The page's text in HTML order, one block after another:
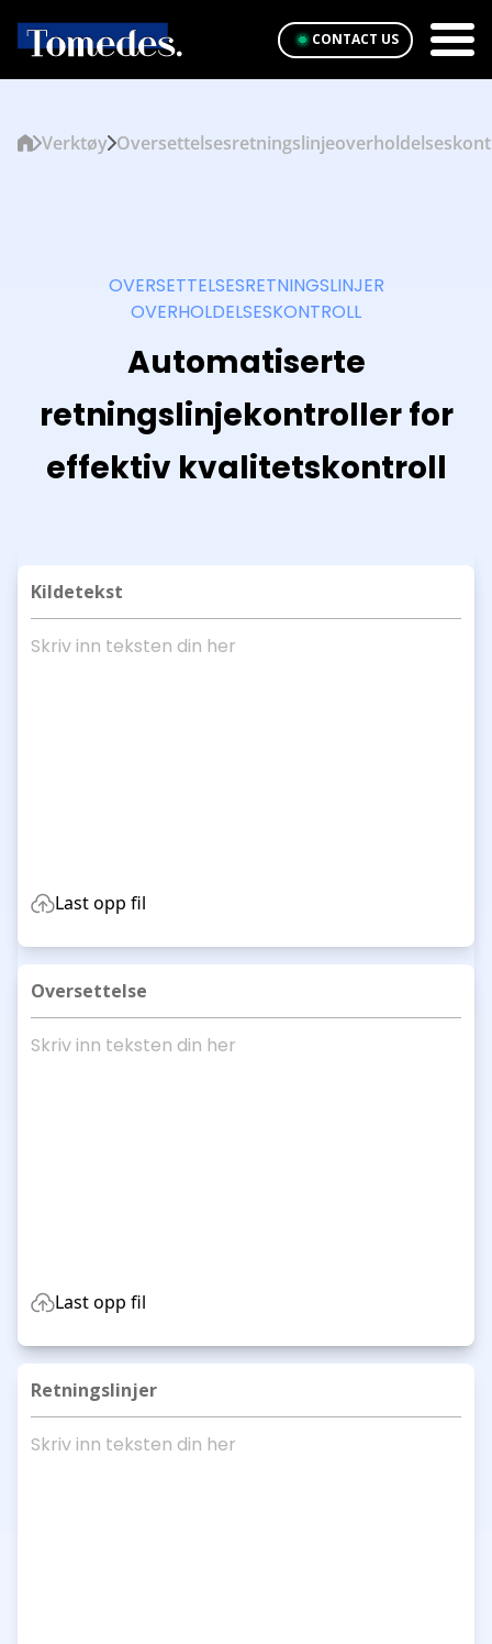
CONTACT US
Verktøy
OVERSETTELSESRETNINGSLINJER
OVERHOLDELSESKONTROLL
Automatiserte
retningslinjekontroller for
effektiv kvalitetskontroll
Kildetekst
Last opp fil
Oversettelse
Last opp fil
Retningslinjer